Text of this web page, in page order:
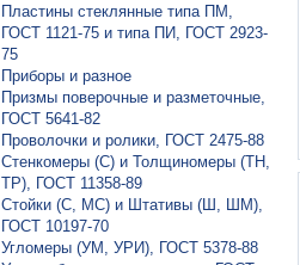
Пластины стеклянные типа ПМ,
ГОСТ 1121-75 и типа ПИ, ГОСТ 2923-
75
Приборы и разное
Призмы поверочные и разметочные,
ГОСТ 5641-82
Проволочки и ролики, ГОСТ 2475-88
Стенкомеры (С) и Толщиномеры (ТН,
ТР), ГОСТ 11358-89
Стойки (С, МС) и Штативы (Ш, ШМ),
ГОСТ 10197-70
Угломеры (УМ, УРИ), ГОСТ 5378-88